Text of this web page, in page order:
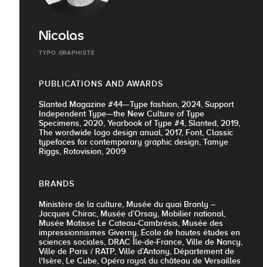
Nicolas
TYPO GRAPHISTE
PUBLICATIONS AND AWARDS
Slanted Magazine #44—Type fashion, 2024, Support
Independent Type—the New Culture of Type
Specimens, 2020, Yearbook of Type #4, Slanted, 2019,
The wordwide logo design anual, 2017, Font, Classic
typefaces for contemporary graphic design, Tamye
Riggs, Rotovision, 2009
BRANDS
Ministère de la culture, Musée du quai Branly –
Jacques Chirac, Musée d’Orsay, Mobilier national,
Musée Matisse Le Cateau-Cambrésis, Musée des
impressionnismes Giverny, École de hautes études en
sciences sociales, DRAC Île-de-France, Ville de Nancy,
Ville de Paris / RATP, Ville d’Antony, Département de
l'Isère, Le Cube, Opéra royal du château de Versailles